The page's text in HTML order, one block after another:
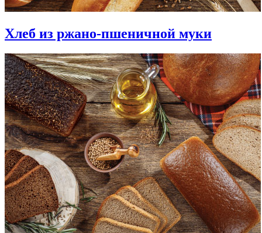
Хлеб из ржано-пшеничной муки